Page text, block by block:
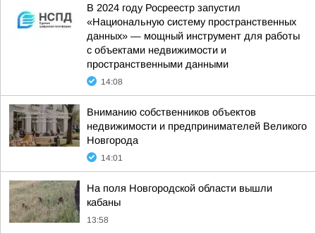
В 2024 году Росреестр запустил
«Национальную систему пространственных
данных» — мощный инструмент для работы
с объектами недвижимости и
пространственными данными
14:08
Вниманию собственников объектов
недвижимости и предпринимателей Великого
Новгорода
14:01
На поля Новгородской области вышли
кабаны
13:58